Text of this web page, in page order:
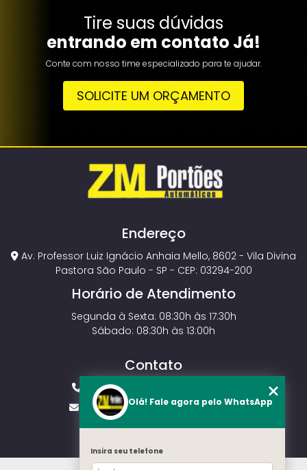
Tire suas dúvidas
entrando em contato Já!
Conte com nosso time especializado para te ajudar.
SOLICITE UM ORÇAMENTO
Endereço
Av. Professor Luiz Ignácio Anhaia Mello, 8602 - Vila Divina
Pastora São Paulo - SP - CEP: 03294-200
Horário de Atendimento
Segunda à Sexta: 08:30h às 17:30h
Sábado: 08:30h às 13:00h
Contato
(11) 2143-4826
vendas.zmportoes@gmail.com
Olá! Fale agora pelo WhatsApp
Insira seu telefone